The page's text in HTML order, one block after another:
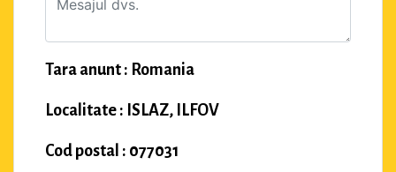
Tara anunt : Romania
Localitate : ISLAZ, ILFOV
Cod postal : 077031